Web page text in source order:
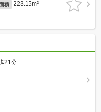
積 223.15m²
21分